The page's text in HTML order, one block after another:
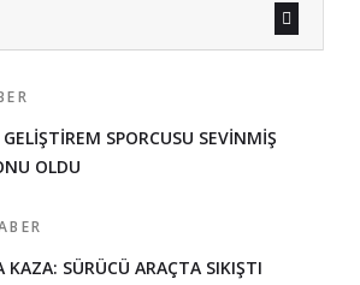
SPORCUSU SEVİNMİŞ
OLDU
KAZA: SÜRÜCÜ ARAÇTA SIKIŞTI